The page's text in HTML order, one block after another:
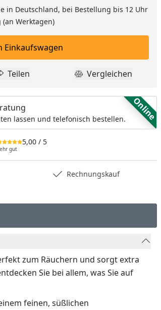
in Deutschland, bei Bestellung bis 12 Uhr
Werktagen)
In den Einkaufswagen legen
Einkaufswagen
hinzufügen
Teilen
Teilen Produkt
Vergleichen
Online
lassen und telefonisch bestellen.
5,00 / 5
gut
Rechnungskauf
zum Räuchern und sorgt extra
Sie bei allem, was Sie auf
feinen, süßlichen